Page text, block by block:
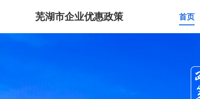
芜湖市企业优惠政策 首页